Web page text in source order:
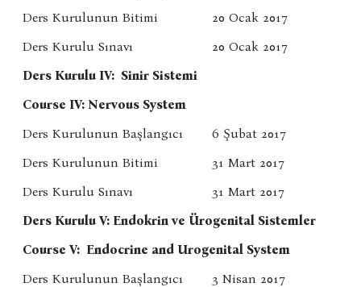
Ders Kurulunun Bitimi
20 Ocak 2017
Ders Kurulu Sınavı
20 Ocak 2017
Ders Kurulu IV: Sinir Sistemi
Course IV: Nervous System
Ders Kurulunun Başlangıcı
6 Şubat 2017
Ders Kurulunun Bitimi
31 Mart 2017
Ders Kurulu Sınavı
31 Mart 2017
Ders Kurulu V: Endokrin ve Ürogenital Sistemler
Course V: Endocrine and Urogenital System
Ders Kurulunun Başlangıcı
3 Nisan 2017